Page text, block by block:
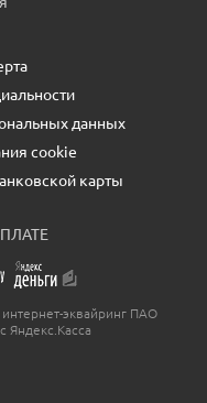
данных
cookie
карты
эквайринг ПАО
Яндекс.Касса